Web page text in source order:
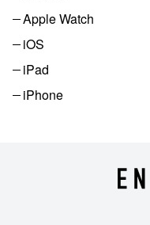
Apple Watch
iOS
iPad
iPhone